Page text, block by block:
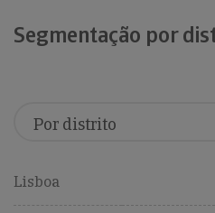
Segmentação por
Lisboa